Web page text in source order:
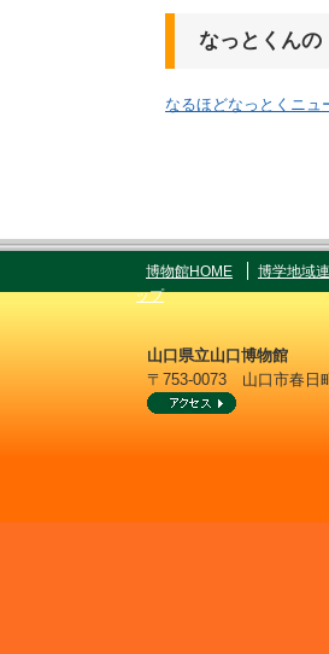
なっとくん
なるほどなっとくニュ
博物館HOME 博学地域
ップ
山口県立山口博物館
〒753-0073 山口市春日